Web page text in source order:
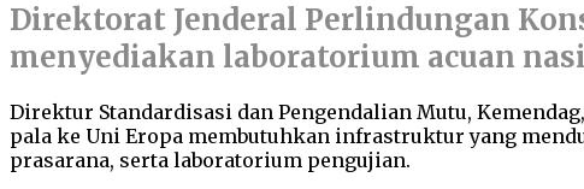
Direktorat Jenderal Perlindungan
menyediakan laboratorium acuan
Direktur Standardisasi dan Pengendalian Mutu,
pala ke Uni Eropa membutuhkan infrastruktur yang
prasarana, serta laboratorium pengujian.